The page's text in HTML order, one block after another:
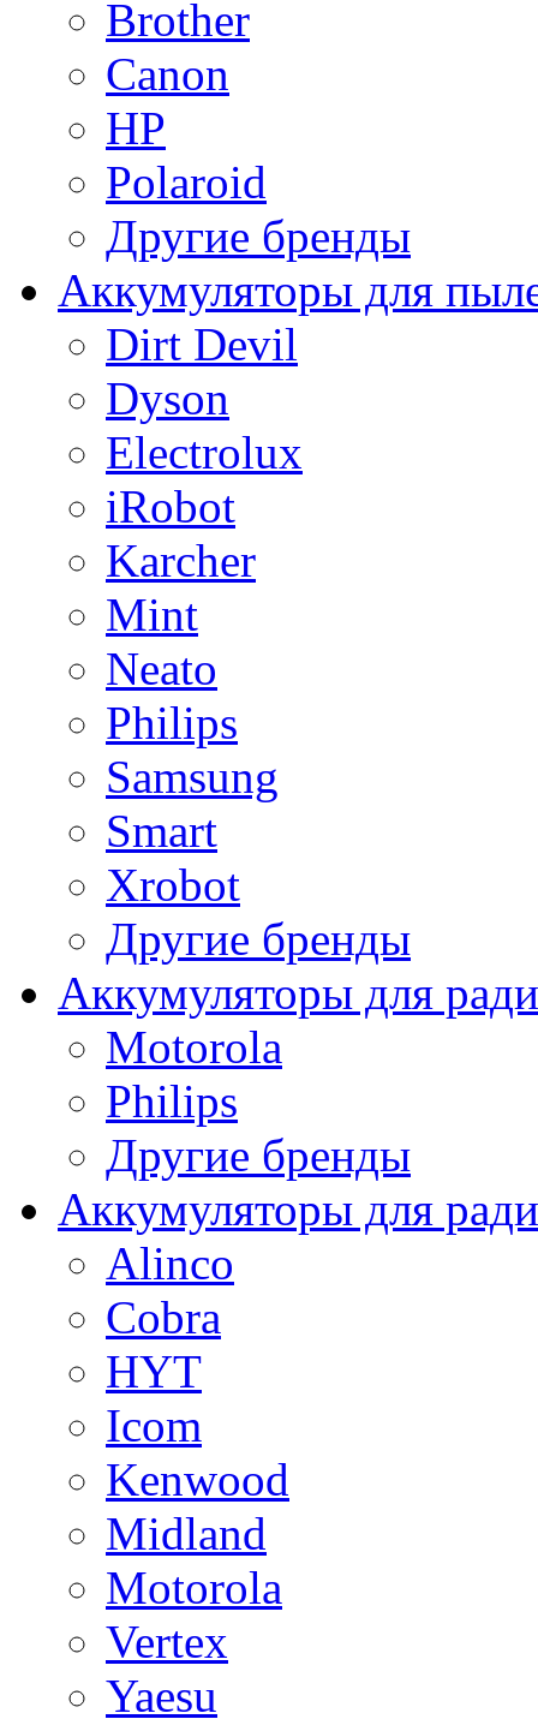
Brother
Canon
HP
Polaroid
Другие бренды
Аккумуляторы для
Dirt Devil
Dyson
Electrolux
iRobot
Karcher
Mint
Neato
Philips
Samsung
Smart
Xrobot
Другие бренды
Аккумуляторы для
Motorola
Philips
Другие бренды
Аккумуляторы для
Alinco
Cobra
HYT
Icom
Kenwood
Midland
Motorola
Vertex
Yaesu